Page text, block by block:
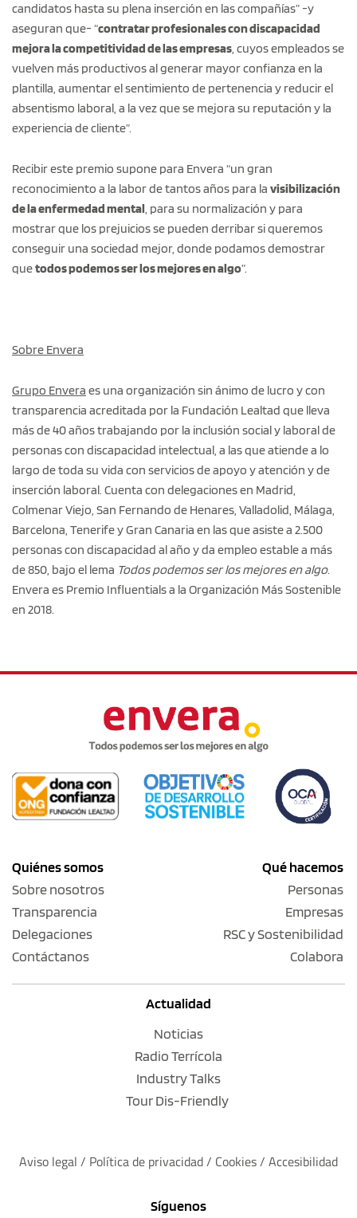
candidatos hasta su plena inserción en las compañías” -y
aseguran que- “contratar profesionales con discapacidad
mejora la competitividad de las empresas, cuyos empleados se
vuelven más productivos al generar mayor confianza en la
plantilla, aumentar el sentimiento de pertenencia y reducir el
absentismo laboral, a la vez que se mejora su reputación y la
experiencia de cliente”.
Recibir este premio supone para Envera “un gran
reconocimiento a la labor de tantos años para la visibilización
de la enfermedad mental, para su normalización y para
mostrar que los prejuicios se pueden derribar si queremos
conseguir una sociedad mejor, donde podamos demostrar
quetodos podemos ser los mejores en algo”.
Sobre Envera
Grupo Envera es una organización sin ánimo de lucro y con
transparencia acreditada por la Fundación Lealtad que lleva
más de 40 años trabajando por la inclusión social y laboral de
personas con discapacidad intelectual, a las que atiende a lo
largo de toda su vida con servicios de apoyo y atención y de
inserción laboral. Cuenta con delegaciones en Madrid,
Colmenar Viejo, San Fernando de Henares, Valladolid, Málaga,
Barcelona, Tenerife y Gran Canaria en las que asiste a 2.500
personas con discapacidad al año y da empleo estable a más
de 850, bajo el lema Todos podemos ser los mejores en algo.
Envera es Premio Influentials a la Organización Más Sostenible
en 2018.
Quiénes somos
Sobre nosotros
Transparencia
Delegaciones
Contáctanos
Qué hacemos
Personas
Empresas
RSC y Sostenibilidad
Colabora
Actualidad
Noticias
Radio Terrícola
Industry Talks
Tour Dis-Friendly
Aviso legal / Política de privacidad / Cookies / Accesibilidad
Síguenos